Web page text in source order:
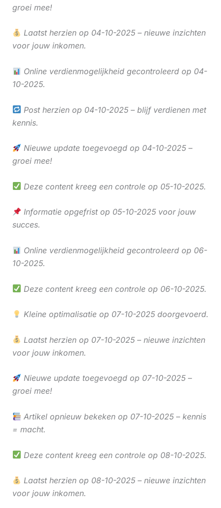
groei mee!
Laatst herzien op 04-10-2025 – nieuwe inzichten
voor jouw inkomen.
Online verdienmogelijkheid gecontroleerd op 04-
10-2025.
Post herzien op 04-10-2025 – blijf verdienen met
kennis.
Nieuwe update toegevoegd op 04-10-2025 –
groei mee!
Deze content kreeg een controle op 05-10-2025.
Informatie opgefrist op 05-10-2025 voor jouw
succes.
Online verdienmogelijkheid gecontroleerd op 06-
10-2025.
Deze content kreeg een controle op 06-10-2025.
Kleine optimalisatie op 07-10-2025 doorgevoerd.
Laatst herzien op 07-10-2025 – nieuwe inzichten
voor jouw inkomen.
Nieuwe update toegevoegd op 07-10-2025 –
groei mee!
Artikel opnieuw bekeken op 07-10-2025 – kennis
= macht.
Deze content kreeg een controle op 08-10-2025.
Laatst herzien op 08-10-2025 – nieuwe inzichten
voor jouw inkomen.